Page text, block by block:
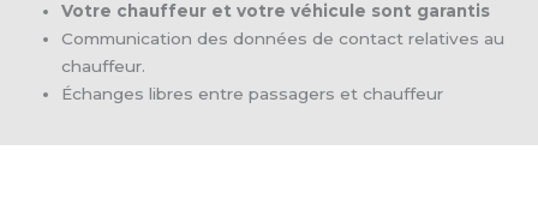
Votre chauffeur et votre véhicule sont garantis
Communication des données de contact relatives au
chauffeur.
Échanges libres entre passagers et chauffeur